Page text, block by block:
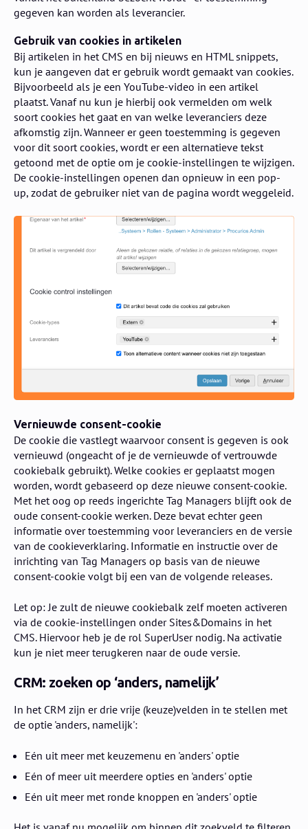
gegeven kan worden als leverancier.
Gebruik van cookies in artikelen
Bij artikelen in het CMS en bij nieuws en HTML snippets,
kun je aangeven dat er gebruik wordt gemaakt van cookies.
Bijvoorbeeld als je een YouTube-video in een artikel
plaatst. Vanaf nu kun je hierbij ook vermelden om welk
soort cookies het gaat en van welke leveranciers deze
afkomstig zijn. Wanneer er geen toestemming is gegeven
voor dit soort cookies, wordt er een alternatieve tekst
getoond met de optie om je cookie-instellingen te wijzigen.
De cookie-instellingen openen dan opnieuw in een pop-
up, zodat de gebruiker niet van de pagina wordt weggeleid.
Vernieuwde consent-cookie
De cookie die vastlegt waarvoor consent is gegeven is ook
vernieuwd (ongeacht of je de vernieuwde of vertrouwde
cookiebalk gebruikt). Welke cookies er geplaatst mogen
worden, wordt gebaseerd op deze nieuwe consent-cookie.
Met het oog op reeds ingerichte Tag Managers blijft ook de
oude consent-cookie werken. Deze bevat echter geen
informatie over toestemming voor leveranciers en de versie
van de cookieverklaring. Informatie en instructie over de
inrichting van Tag Managers op basis van de nieuwe
consent-cookie volgt bij een van de volgende releases.
Let op: Je zult de nieuwe cookiebalk zelf moeten activeren
via de cookie-instellingen onder Sites&Domains in het
CMS. Hiervoor heb je de rol SuperUser nodig. Na activatie
kun je niet meer terugkeren naar de oude versie.
CRM: zoeken op ‘anders, namelijk’
In het CRM zijn er drie vrije (keuze)velden in te stellen met
de optie 'anders, namelijk':
Eén uit meer met keuzemenu en 'anders' optie
Eén of meer uit meerdere opties en 'anders' optie
Eén uit meer met ronde knoppen en 'anders' optie